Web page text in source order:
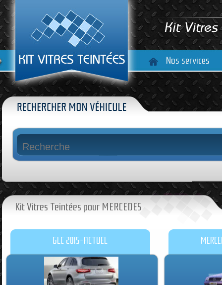
Nos services
Kit Vitres Teintées pour MERCEDES
GLC 2015-ACTUEL